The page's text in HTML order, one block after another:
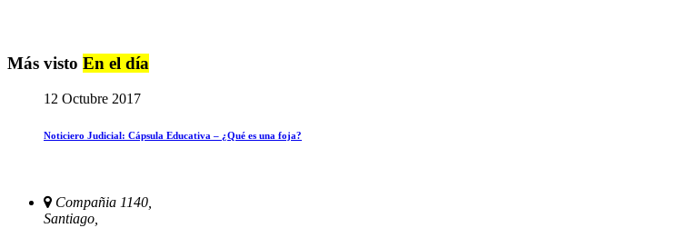
Más visto En el día
12 Octubre 2017
Noticiero Judicial: Cápsula Educativa – ¿Qué es una foja?
Compañia 1140,
Santiago,